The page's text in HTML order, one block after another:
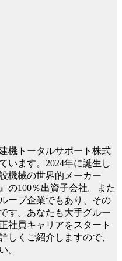
機トータルサポート株式
います。2024年に誕生し
機械の世界的メーカー
の100％出資子会社。また
ープ企業でもあり、その
す。あなたも大手グルー
社員キャリアをスタート
しくご紹介しますので、
。